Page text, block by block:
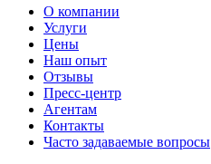
О компании
Услуги
Цены
Наш опыт
Отзывы
Пресс-центр
Агентам
Контакты
Часто задаваемые вопросы